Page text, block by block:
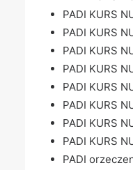
PADI KURS
PADI KURS
PADI KURS
PADI KURS
PADI KURS
PADI KURS
PADI KURS
PADI KURS
PADI